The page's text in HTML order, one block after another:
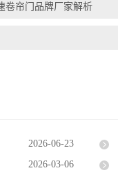
卷帘门品牌厂家解析
2026-06-23
2026-03-06